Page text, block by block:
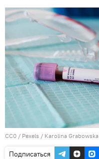
CC0 / Рexels / Karolina Grabowska
Подписаться